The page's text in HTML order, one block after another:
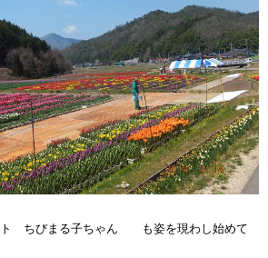
ト ちびまる子ちゃん も姿を現わし始めて